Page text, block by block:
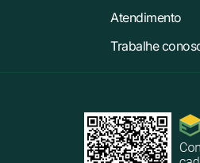
Atendimento
Trabalhe